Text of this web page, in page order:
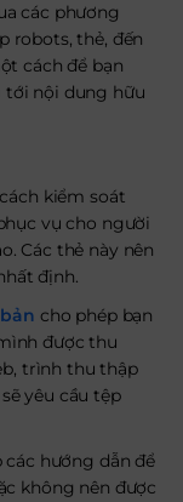
các phương
robots, thẻ, đến
cách để bạn
tới nội dung hữu
kiểm soát
vụ cho người
Các thẻ này nên
định.
cho phép bạn
được thu
trình thu thập
yêu cầu tệp
hướng dẫn để
không nên được